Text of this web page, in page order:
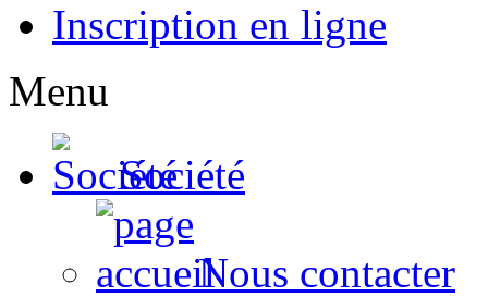
Inscription en ligne
Menu
Société
Nous contacter